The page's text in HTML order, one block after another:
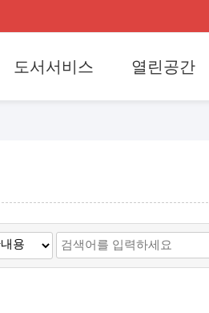
도서서비스 열린공간